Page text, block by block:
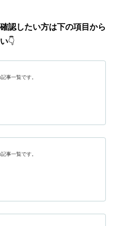
認したい方は下の項目から
👇
事一覧です。
事一覧です。